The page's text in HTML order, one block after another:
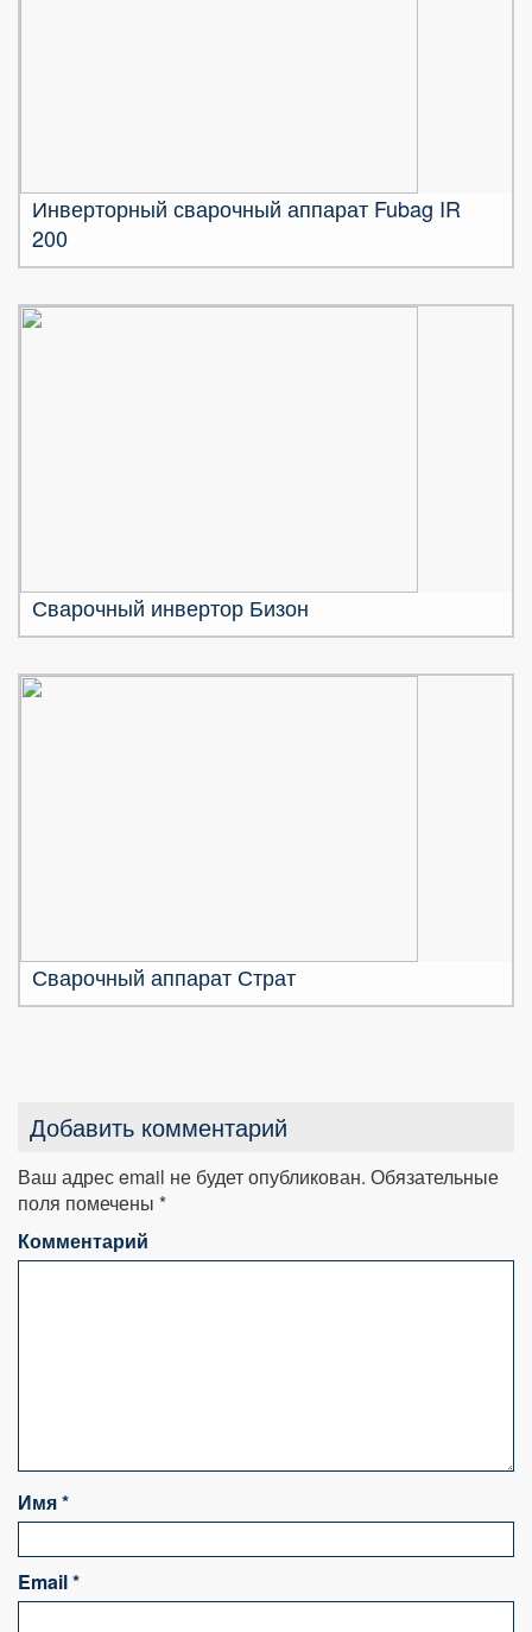
Инверторный сварочный аппарат Fubag IR
200
Сварочный инвертор Бизон
Сварочный аппарат Страт
Добавить комментарий
Ваш адрес email не будет опубликован. Обязательные
поля помечены *
Комментарий
Имя*
Email*